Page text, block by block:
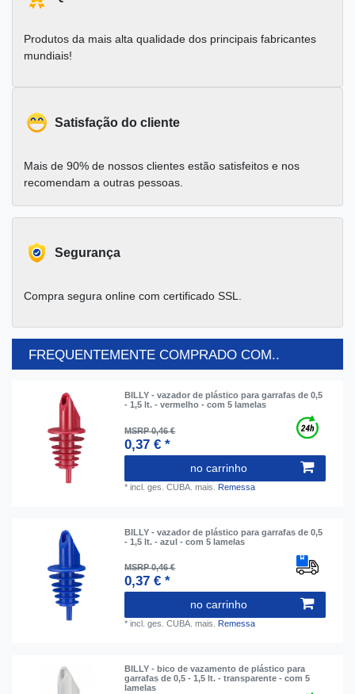
Produtos da mais alta qualidade dos principais fabricantes
mundiais!
Satisfação do cliente
Mais de 90% de nossos clientes estão satisfeitos e nos
recomendam a outras pessoas.
Segurança
Compra segura online com certificado SSL.
FREQUENTEMENTE COMPRADO COM..
BILLY - vazador de plástico para garrafas de 0,5
- 1,5 lt. - vermelho - com 5 lamelas
MSRP 0,46 €
0,37 € *
no carrinho
*incl. ges. CUBA. mais. Remessa
BILLY - vazador de plástico para garrafas de 0,5
- 1,5 lt. - azul - com 5 lamelas
MSRP 0,46 €
0,37 € *
no carrinho
*incl. ges. CUBA. mais. Remessa
BILLY - bico de vazamento de plástico para
garrafas de 0,5 - 1,5 lt. - transparente - com 5
lamelas